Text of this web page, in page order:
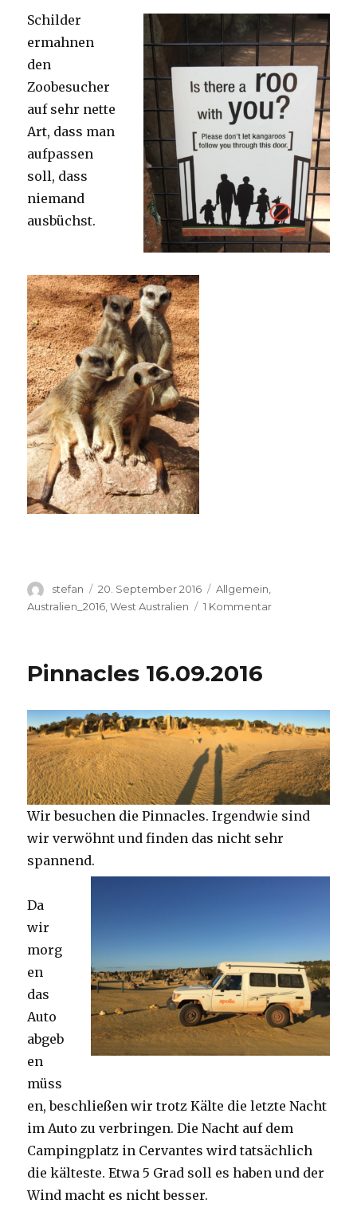
Schilder
ermahnen
den
Zoobesucher
auf sehr nette
Art, dass man
aufpassen
soll, dass
niemand
ausbüchst.
Autor
stefan
Veröffentlicht
am
20. September 2016 Kategorien
Allgemein,
Australien_2016 ,West Australien 1 Kommentarzu
Pinnacles 16.09.2016
Wir besuchen die Pinnacles. Irgendwie sind
wir verwöhnt und finden das nicht sehr
spannend.
Da
wir
morg
en
das
Auto
abgeb
en
müss
en, beschließen wir trotz Kälte die letzte Nacht
im Auto zu verbringen. Die Nacht auf dem
Campingplatz in Cervantes wird tatsächlich
die kälteste. Etwa 5 Grad soll es haben und der
Wind macht es nicht besser.